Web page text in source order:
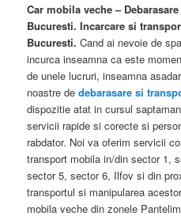
Car mobila veche –
Bucuresti. Incarcare si
Bucuresti.Cand ai nevoie de
incurca inseamna ca este
de unele lucruri, inseamna
noastre dedebarasare si
dispozitie atat in cursul
servicii rapide si corecte si
rabdator. Noi va oferim servicii
transport mobila in/din sector 1,
sector 5, sector 6, Ilfov si din
transportul si manipularea
mobila veche din zonele